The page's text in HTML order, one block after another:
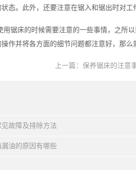
态。此外，还要注意在锯入和锯出时对工
用锯床的时候需要注意的一些事情，之所
作并将各方面的细节问题都注意好，那么
上一篇： 保养锯床的注意
故障及排除方法
油的原因有哪些